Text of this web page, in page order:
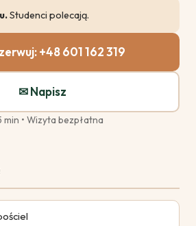
Studenci polecają.
+48 601 162 319
✉ Napisz
min • Wizyta bezpłatna